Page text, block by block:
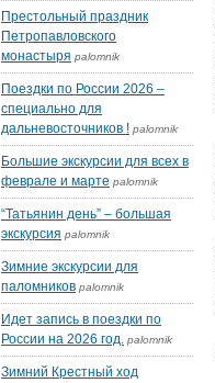
Престольный праздник
Петропавловского
монастыря palomnik
Поездки по России 2026 –
специально для
дальневосточников ! palomnik
Большие экскурсии для всех в
феврале и марте palomnik
“Татьянин день” – большая
экскурсия palomnik
Зимние экскурсии для
паломников palomnik
Идет запись в поездки по
России на 2026 год. palomnik
Зимний Крестный ход